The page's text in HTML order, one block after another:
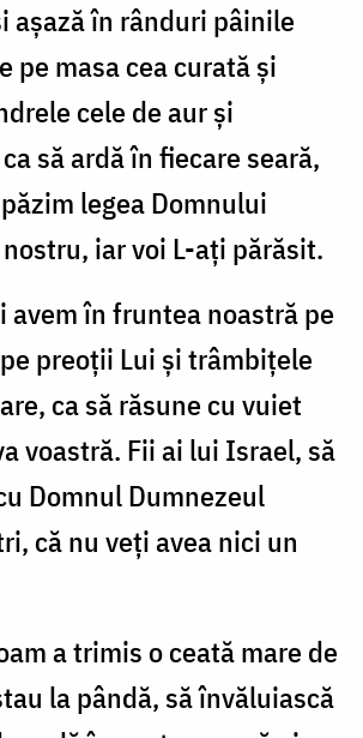
aşază în rânduri pâinile
pe masa cea curată şi
cele de aur şi
să ardă în fiecare seară,
legea Domnului
iar voi L-aţi părăsit.
avem în fruntea noastră pe
preoţii Lui şi trâmbiţele
ca să răsune cu vuiet
voastră. Fii ai lui Israel, să
Domnul Dumnezeul
că nu veţi avea nici un
a trimis o ceată mare de
la pândă, să învăluiască